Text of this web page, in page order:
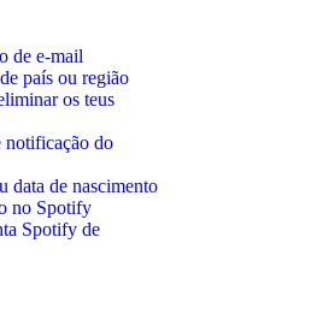
de e-mail
país ou região
os teus
notificação do
data de nascimento
no Spotify
Spotify de